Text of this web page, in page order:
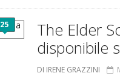
25
The Elder
disponibile
DI IRENE GRAZZINI